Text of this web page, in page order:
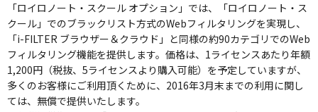
「ロイロノート・スクール オプション」では、「ロイロノート・ス
クール」でのブラックリスト方式のWebフィルタリングを実現し、
「i-FILTER ブラウザー＆クラウド」と同様の約90カテゴリでのWeb
フィルタリング機能を提供します。価格は、1ライセンスあたり年額
1,200円（税抜、5ライセンスより購入可能）を予定していますが、
多くのお客様にご利用頂くために、2016年3月末までの利用に関し
ては、無償で提供いたします。